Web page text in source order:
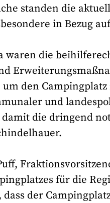
standen die
in Bezug
waren die
den
und
die dringend
für die
der